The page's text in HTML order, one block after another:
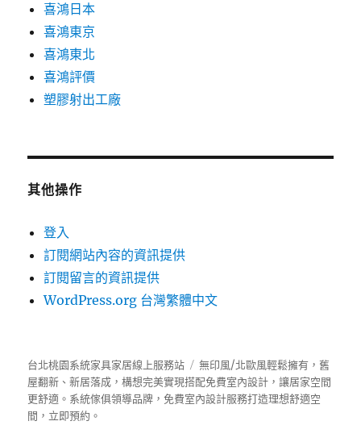
喜鴻日本
喜鴻東京
喜鴻東北
喜鴻評價
塑膠射出工廠
其他操作
登入
訂閱網站內容的資訊提供
訂閱留言的資訊提供
WordPress.org 台灣繁體中文
台北桃園系統家具家居線上服務站
無印風/北歐風輕鬆擁有，舊
屋翻新、新居落成，構想完美實現搭配免費室內設計，讓居家空間
更舒適。 系統傢俱領導品牌，免費室內設計服務打造理想舒適空
間，立即預約。